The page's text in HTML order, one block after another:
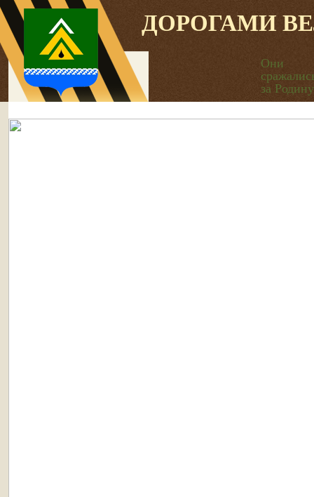
ДОРОГАМИ
Они
за Родину